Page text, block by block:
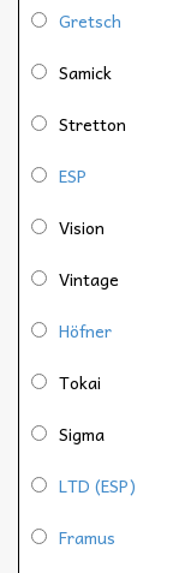
Gretsch
Samick
Stretton
ESP
Vision
Vintage
Höfner
Tokai
Sigma
LTD (ESP)
Framus